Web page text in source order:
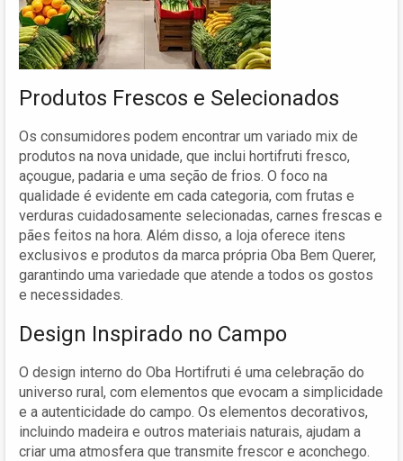
Produtos Frescos e Selecionados
Os consumidores podem encontrar um variado mix de
produtos na nova unidade, que inclui hortifruti fresco,
açougue, padaria e uma seção de frios. O foco na
qualidade é evidente em cada categoria, com frutas e
verduras cuidadosamente selecionadas, carnes frescas e
pães feitos na hora. Além disso, a loja oferece itens
exclusivos e produtos da marca própria Oba Bem Querer,
garantindo uma variedade que atende a todos os gostos
e necessidades.
Design Inspirado no Campo
O design interno do Oba Hortifruti é uma celebração do
universo rural, com elementos que evocam a simplicidade
e a autenticidade do campo. Os elementos decorativos,
incluindo madeira e outros materiais naturais, ajudam a
criar uma atmosfera que transmite frescor e aconchego.